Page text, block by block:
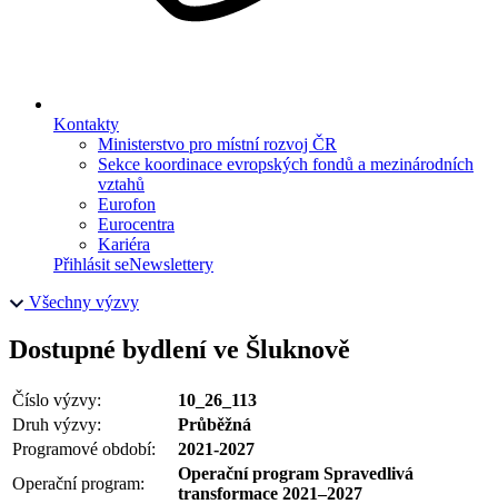
Kontakty
Ministerstvo pro místní rozvoj ČR
Sekce koordinace evropských fondů a mezinárodních
vztahů
Eurofon
Eurocentra
Kariéra
Přihlásit seNewslettery
Všechny výzvy
Dostupné bydlení ve Šluknově
Číslo výzvy:
10_26_113
Druh výzvy:
Průběžná
Programové období:
2021-2027
Operační program:
Operační program Spravedlivá
transformace 2021–2027